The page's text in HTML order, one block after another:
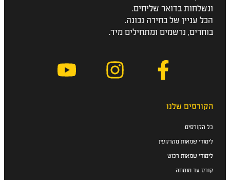
ונשלחות בדואר שליחים.
הכל עניין של בחירה נכונה.
בוחרים, נרשמים ומתחילים מיד.
הקורסים שלנו
כל הקורסים
לימודי שמאות מקרקעין
לימודי שמאות רכוש
קורס עד מומחה